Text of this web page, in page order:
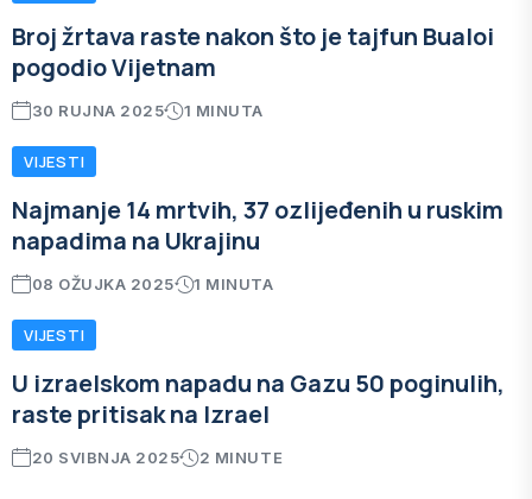
Broj žrtava raste nakon što je tajfun Bualoi
pogodio Vijetnam
30 RUJNA 2025 1 MINUTA
VIJESTI
Najmanje 14 mrtvih, 37 ozlijeđenih u ruskim
napadima na Ukrajinu
08 OŽUJKA 2025 1 MINUTA
VIJESTI
U izraelskom napadu na Gazu 50 poginulih,
raste pritisak na Izrael
20 SVIBNJA 2025 2 MINUTE